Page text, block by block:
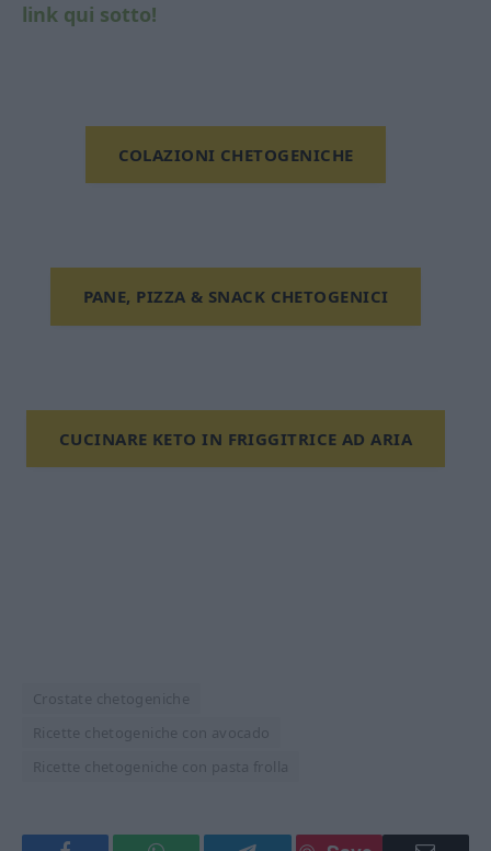
link qui sotto!
COLAZIONI CHETOGENICHE
PANE, PIZZA & SNACK CHETOGENICI
CUCINARE KETO IN FRIGGITRICE AD ARIA
Crostate chetogeniche
Ricette chetogeniche con avocado
Ricette chetogeniche con pasta frolla